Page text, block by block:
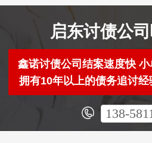
启东讨债公
鑫诺讨债公司结案速度快
拥有10年以上的债务追讨
138-